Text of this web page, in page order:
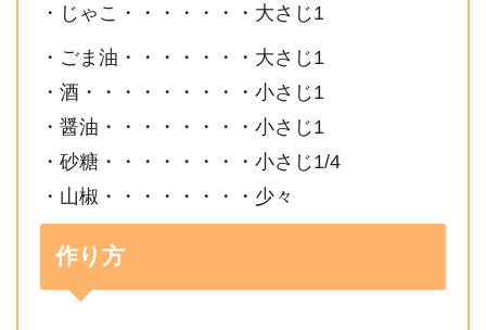
・じゃこ・・・・・・・大さじ1
・ごま油・・・・・・・大さじ1
・酒・・・・・・・・・小さじ1
・醤油・・・・・・・・小さじ1
・砂糖・・・・・・・・小さじ1/4
・山椒・・・・・・・・少々
作り方